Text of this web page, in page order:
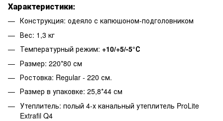
Характеристики:
Конструкция: одеяло с капюшоном-подголовником
Вес: 1,3 кг
Температурный режим: +10/+5/-5°С
Размер: 220*80 см
Ростовка: Regular - 220 см.
Размер в упаковке: 25,8*44 см
Утеплитель: полый 4-х канальный утеплитель ProLite
Extrafil Q4